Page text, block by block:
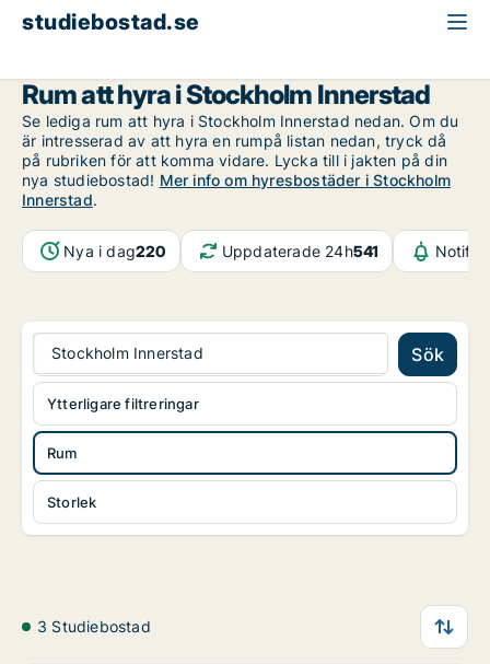
studiebostad.se
Rum att hyra i Stockholm Innerstad
Se lediga rum att hyra i Stockholm Innerstad nedan. Om du
är intresserad av att hyra en rumpå listan nedan, tryck då
på rubriken för att komma vidare. Lycka till i jakten på din
nya studiebostad! Mer info om hyresbostäder i Stockholm
Innerstad.
Nya i dag220 Uppdaterade 24h541
Stockholm Innerstad Sök
Rum
Storlek
Ytterligare filtreringar
3 Studiebostad